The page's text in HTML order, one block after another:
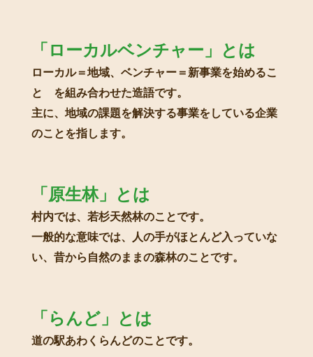
「ローカルベンチャー」とは
ローカル＝地域、ベンチャー＝新事業を始めるこ
と を組み合わせた造語です。
主に、地域の課題を解決する事業をしている企業
のことを指します。
「原生林」とは
村内では、若杉天然林のことです。
一般的な意味では、人の手がほとんど入っていな
い、昔から自然のままの森林のことです。
「らんど」とは
道の駅あわくらんどのことです。